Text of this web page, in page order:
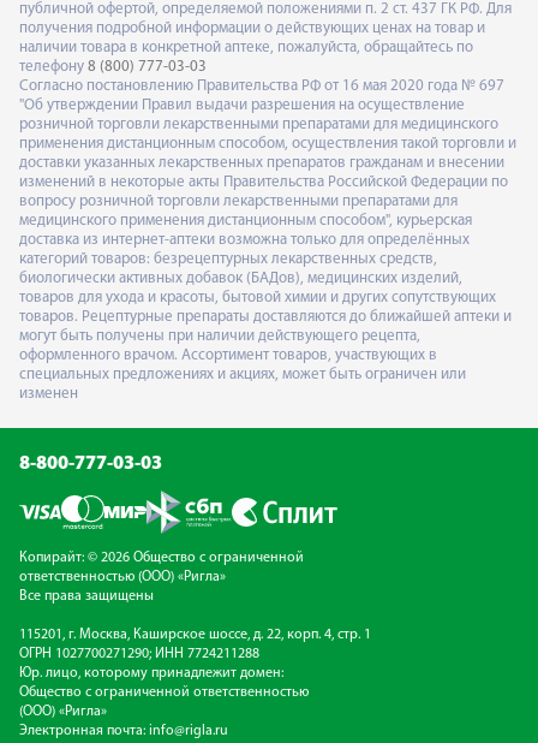
публичной офертой, определяемой положениями п. 2 ст. 437 ГК РФ. Для
получения подробной информации о действующих ценах на товар и
наличии товара в конкретной аптеке, пожалуйста, обращайтесь по
телефону 8 (800) 777-03-03
Согласно постановлению Правительства РФ от 16 мая 2020 года № 697
"Об утверждении Правил выдачи разрешения на осуществление
розничной торговли лекарственными препаратами для медицинского
применения дистанционным способом, осуществления такой торговли и
доставки указанных лекарственных препаратов гражданам и внесении
изменений в некоторые акты Правительства Российской Федерации по
вопросу розничной торговли лекарственными препаратами для
медицинского применения дистанционным способом", курьерская
доставка из интернет-аптеки возможна только для определённых
категорий товаров: безрецептурных лекарственных средств,
биологически активных добавок (БАДов), медицинских изделий,
товаров для ухода и красоты, бытовой химии и других сопутствующих
товаров. Рецептурные препараты доставляются до ближайшей аптеки и
могут быть получены при наличии действующего рецепта,
оформленного врачом. Ассортимент товаров, участвующих в
специальных предложениях и акциях, может быть ограничен или
изменен
8-800-777-03-03
Копирайт: © 2026 Общество с ограниченной
ответственностью (ООО) «Ригла»
Все права защищены
115201, г. Москва, Каширское шоссе, д. 22, корп. 4, стр. 1
ОГРН 1027700271290; ИНН 7724211288
Юр. лицо, которому принадлежит домен:
Общество с ограниченной ответственностью
(ООО) «Ригла»
Электронная почта: info@rigla.ru